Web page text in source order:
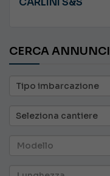
CERCA ANNUNCI